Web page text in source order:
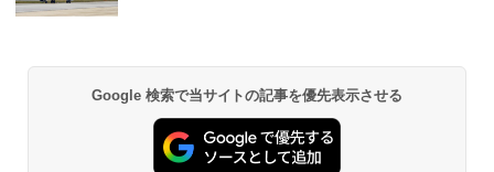
026リニューアル 急速冷凍 空間倍増 衛生的
コンパクト 保冷力長持ち
Google 検索で当サイトの記事を優先表示させる